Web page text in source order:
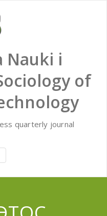
Nauki i
of
quarterly journal